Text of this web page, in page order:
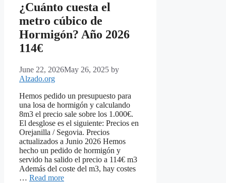
¿Cuánto cuesta el
metro cúbico de
Hormigón? Año 2026
114€
June 22, 2026May 26, 2025 by
Alzado.org
Hemos pedido un presupuesto para
una losa de hormigón y calculando
8m3 el precio sale sobre los 1.000€.
El desglose es el siguiente: Precios en
Orejanilla / Segovia. Precios
actualizados a Junio 2026 Hemos
hecho un pedido de hormigón y
servido ha salido el precio a 114€ m3
Además del coste del m3, hay costes
… Read more